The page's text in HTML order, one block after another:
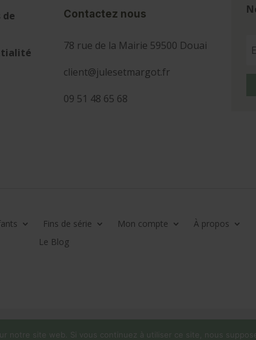
de
Contactez nous
78 rue de la Mairie 59500 Douai
client@julesetmargot.fr
09 51 48 65 68
Fins de série Mon compte
À propos
Le Blog
notre site web. Si vous continuez à utiliser ce site, nous